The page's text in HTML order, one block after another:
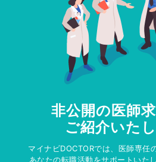
非公開の医師
ご紹介いた
マイナビDOCTORでは、医師専任
あなたの転職活動をサポートいた